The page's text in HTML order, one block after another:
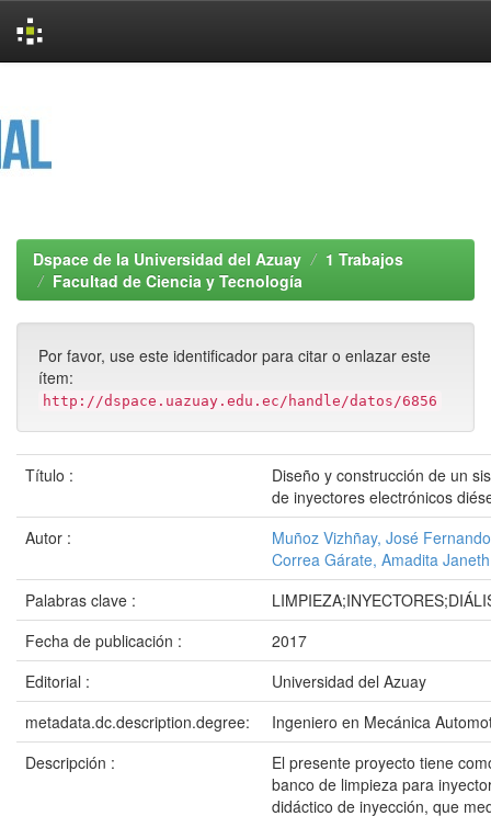
Dspace de la Universidad del Azuay
1 Trabajos
Facultad de Ciencia y Tecnología
Por favor, use este identificador para citar o enlazar este
ítem:
http://dspace.uazuay.edu.ec/handle/datos/6856
Título :
Diseño y construcción de un
de inyectores electrónicos
Autor :
Muñoz Vizhñay, José Fernando
Correa Gárate, Amadita Janeth
Palabras clave :
Fecha de publicación :
2017
Editorial :
Universidad del Azuay
metadata.dc.description.degree:
Ingeniero en Mecánica
Descripción :
El presente proyecto tiene
banco de limpieza para
didáctico de inyección, que